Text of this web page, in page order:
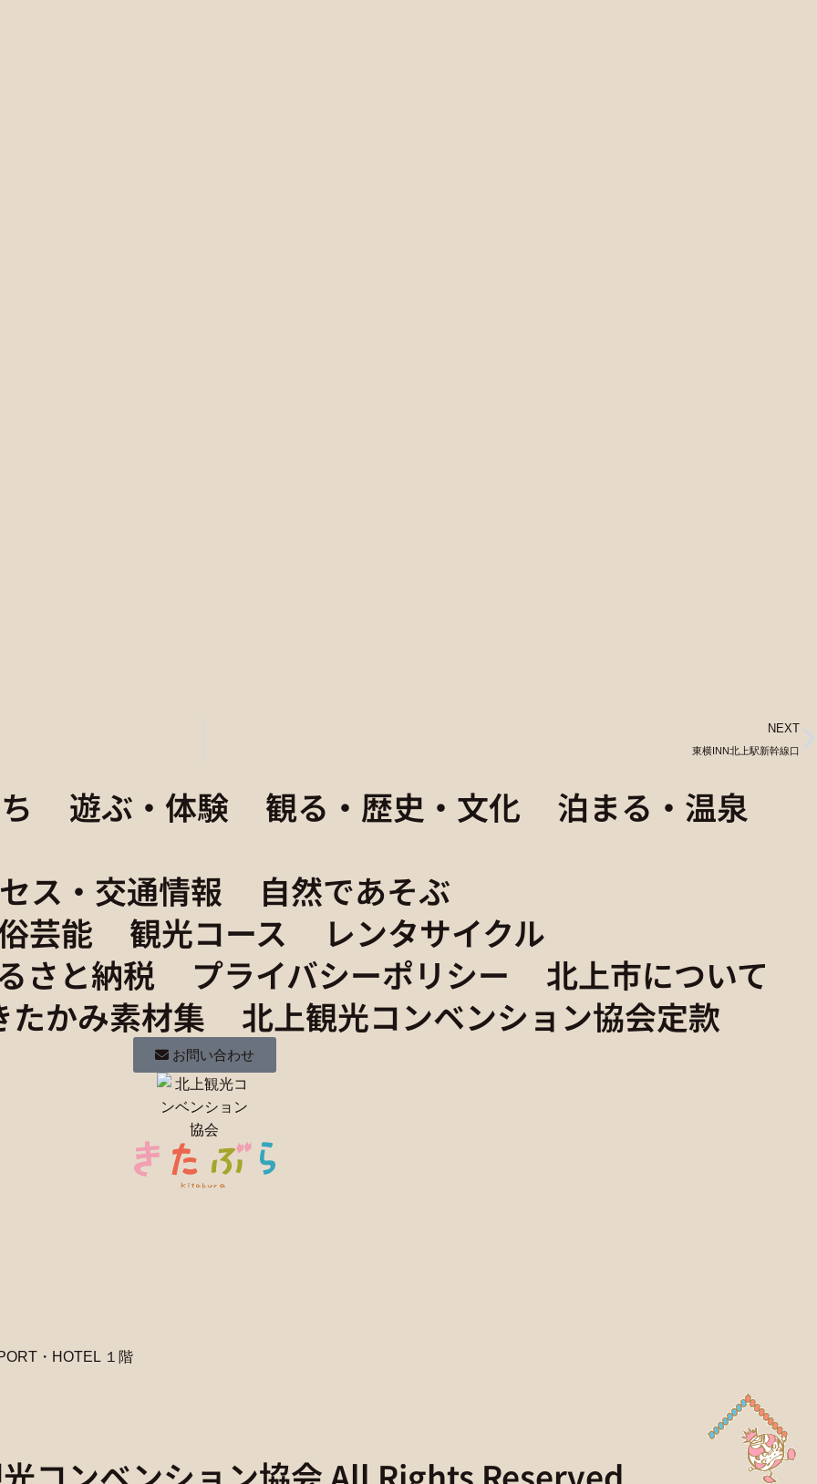
NEXT
東横INN北上駅新幹線口
遊ぶ・体験 観る・歴史・文化
泊まる・温泉
ス・交通情報
自然であそぶ
芸能
観光コース
レンタサイクル
さと納税
プライバシーポリシー
北上市について
たかみ素材集
北上観光コンベンション協会定款
お問い合わせ
・HOTEL １階